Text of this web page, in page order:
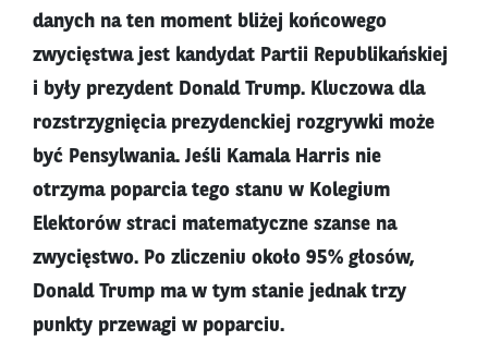
danych na ten moment bliżej końcowego
zwycięstwa jest kandydat Partii Republikańskiej
i były prezydent Donald Trump. Kluczowa dla
rozstrzygnięcia prezydenckiej rozgrywki może
być Pensylwania. Jeśli Kamala Harris nie
otrzyma poparcia tego stanu w Kolegium
Elektorów straci matematyczne szanse na
zwycięstwo. Po zliczeniu około 95% głosów,
Donald Trump ma w tym stanie jednak trzy
punkty przewagi w poparciu.